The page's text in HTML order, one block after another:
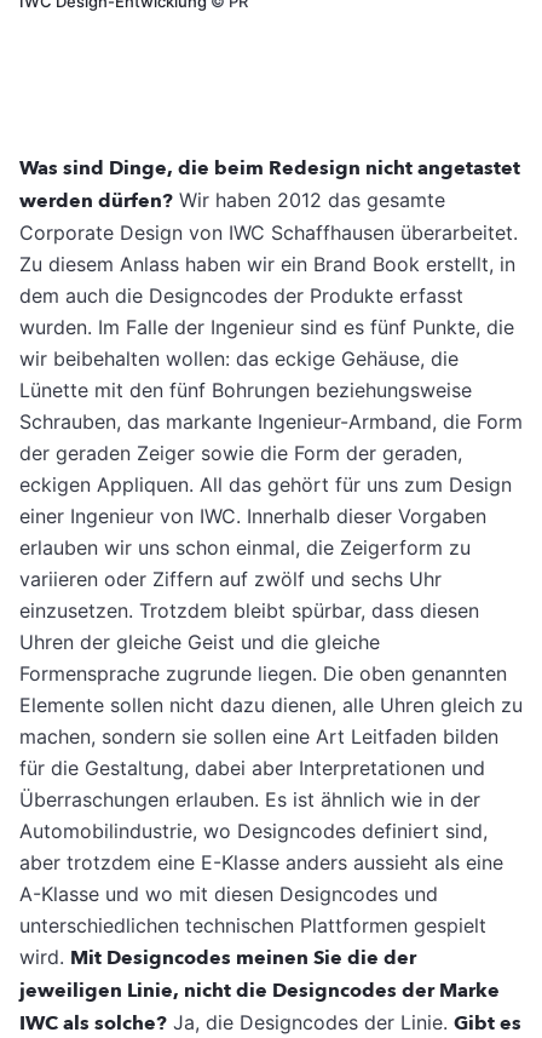
Was sind Dinge, die beim Redesign nicht angetastet
werden dürfen? Wir haben 2012 das gesamte
Corporate Design von IWC Schaffhausen überarbeitet.
Zu diesem Anlass haben wir ein Brand Book erstellt, in
dem auch die Designcodes der Produkte erfasst
wurden. Im Falle der Ingenieur sind es fünf Punkte, die
wir beibehalten wollen: das eckige Gehäuse, die
Lünette mit den fünf Bohrungen beziehungsweise
Schrauben, das markante Ingenieur-Armband, die Form
der geraden Zeiger sowie die Form der geraden,
eckigen Appliquen. All das gehört für uns zum Design
einer Ingenieur von IWC. Innerhalb dieser Vorgaben
erlauben wir uns schon einmal, die Zeigerform zu
variieren oder Ziffern auf zwölf und sechs Uhr
einzusetzen. Trotzdem bleibt spürbar, dass diesen
Uhren der gleiche Geist und die gleiche
Formensprache zugrunde liegen. Die oben genannten
Elemente sollen nicht dazu dienen, alle Uhren gleich zu
machen, sondern sie sollen eine Art Leitfaden bilden
für die Gestaltung, dabei aber Interpretationen und
Überraschungen erlauben. Es ist ähnlich wie in der
Automobilindustrie, wo Designcodes definiert sind,
aber trotzdem eine E-Klasse anders aussieht als eine
A-Klasse und wo mit diesen Designcodes und
unterschiedlichen technischen Plattformen gespielt
wird. Mit Designcodes meinen Sie die der
jeweiligen Linie, nicht die Designcodes der Marke
IWC als solche? Ja, die Designcodes der Linie. Gibt es